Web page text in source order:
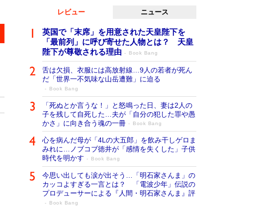
レビュー ニュース
英国で「末席」を用意された天皇陛下を
「最前列」に呼び寄せた人物とは？ 天皇
陛下が尊敬される理由
Book Bang
舌は欠損、衣服には高放射線…9人の若者が死ん
だ「世界一不気味な山岳遭難」に迫る
Book Bang
「死ぬとか言うな！」と怒鳴った日、妻は2人の
子を残して自死した…夫が「自分の犯した罪や愚
かさ」に向き合う魂の一冊
Book Bang
心を病んだ母が「4Lの大五郎」を飲み干しゲロま
みれに…ノブコブ徳井が「感情を失くした」子供
時代を明かす
Book Bang
今思い出しても涙が出そう…「明石家さんま」の
カッコよすぎる一言とは？ 「電波少年」伝説の
プロデューサーによる『人間・明石家さんま』評
Book Bang